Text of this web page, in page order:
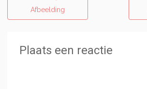
Afbeelding
Plaats een reactie